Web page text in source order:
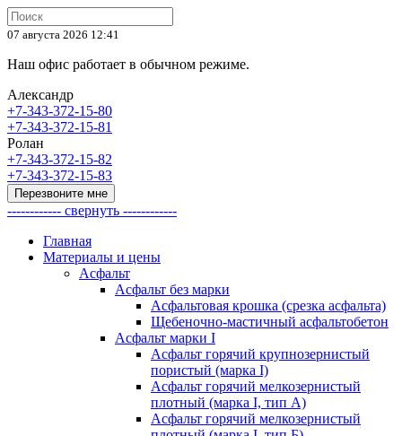
07 августа 2026 12:41
Наш офис работает в обычном режиме.
Александр
+7-343-372-15-80
+7-343-372-15-81
Ролан
+7-343-372-15-82
+7-343-372-15-83
Перезвоните мне
------------ свернуть ------------
Главная
Материалы и цены
Асфальт
Асфальт без марки
Асфальтовая крошка (срезка асфальта)
Щебеночно-мастичный асфальтобетон
Асфальт марки I
Асфальт горячий крупнозернистый
пористый (марка I)
Асфальт горячий мелкозернистый
плотный (марка I, тип А)
Асфальт горячий мелкозернистый